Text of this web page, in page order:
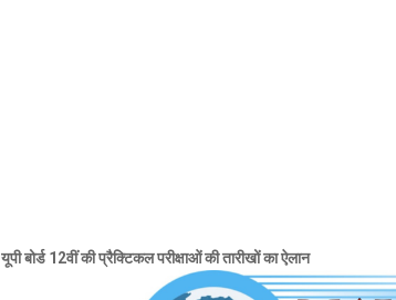
Mau:-
UP:- यूपी
Mau:-यूपी
यूपी बोर्ड 12वीं की प्रैक्टिकल परीक्षाओं की तारीखों का ऐलान